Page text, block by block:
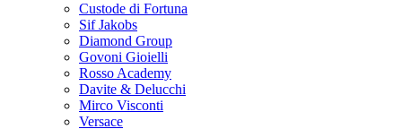
Custode di Fortuna
Sif Jakobs
Diamond Group
Govoni Gioielli
Rosso Academy
Davite & Delucchi
Mirco Visconti
Versace